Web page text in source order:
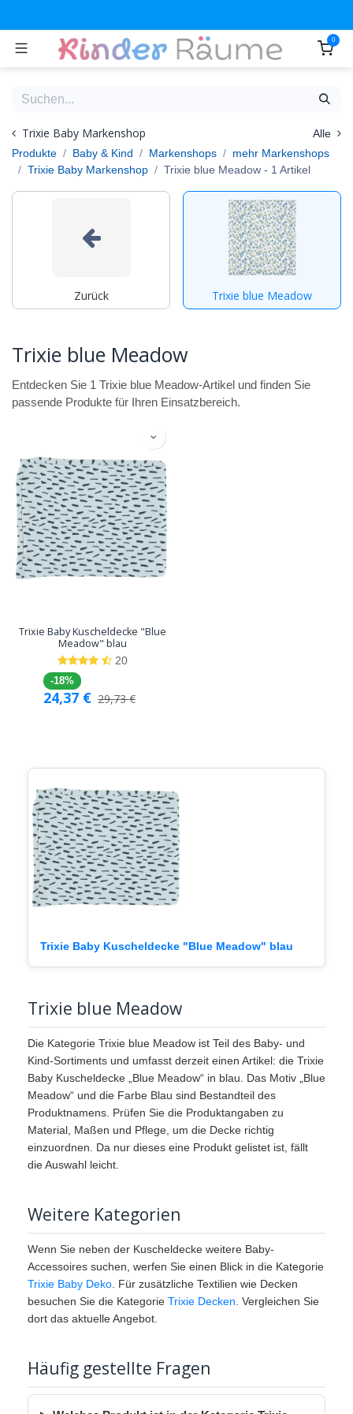
0
Trixie Baby Markenshop
Alle
Produkte
Baby & Kind Markenshops
mehr Markenshops
Trixie Baby Markenshop
Trixie blue Meadow - 1 Artikel
Zurück Trixie blue Meadow
Trixie blue Meadow
Entdecken Sie 1 Trixie blue Meadow-Artikel und finden Sie
passende Produkte für Ihren Einsatzbereich.
Trixie Baby Kuscheldecke "Blue
Meadow" blau
20
-18%
24,37 € 29,73€
Trixie Baby Kuscheldecke "Blue Meadow" blau
Trixie blue Meadow
Die Kategorie Trixie blue Meadow ist Teil des Baby- und
Kind-Sortiments und umfasst derzeit einen Artikel: die Trixie
Baby Kuscheldecke „Blue Meadow“ in blau. Das Motiv „Blue
Meadow“ und die Farbe Blau sind Bestandteil des
Produktnamens. Prüfen Sie die Produktangaben zu
Material, Maßen und Pflege, um die Decke richtig
einzuordnen. Da nur dieses eine Produkt gelistet ist, fällt
die Auswahl leicht.
Weitere Kategorien
Wenn Sie neben der Kuscheldecke weitere Baby-
Accessoires suchen, werfen Sie einen Blick in die Kategorie
Trixie Baby Deko . Für zusätzliche Textilien wie Decken
besuchen Sie die Kategorie Trixie Decken . Vergleichen Sie
dort das aktuelle Angebot.
Häufig gestellte Fragen